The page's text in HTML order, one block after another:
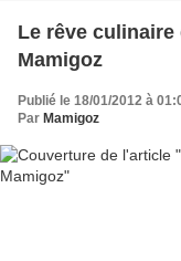
Le rêve
Mamigoz
Publié le 18/01/2012 à
Par Mamigoz